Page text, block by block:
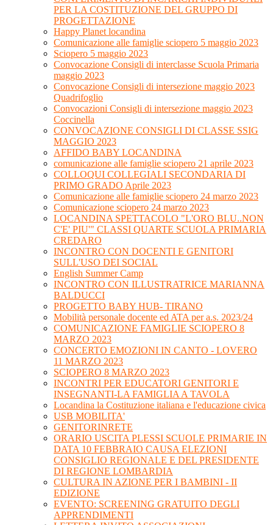
PER LA COSTITUZIONE DEL GRUPPO DI
PROGETTAZIONE
Happy Planet locandina
Comunicazione alle famiglie sciopero 5 maggio 2023
Sciopero 5 maggio 2023
Convocazione Consigli di interclasse Scuola Primaria
maggio 2023
Convocazione Consigli di intersezione maggio 2023
Quadrifoglio
Convocazioni Consigli di intersezione maggio 2023
Coccinella
CONVOCAZIONE CONSIGLI DI CLASSE SSIG
MAGGIO 2023
AFFIDO BABY LOCANDINA
comunicazione alle famiglie sciopero 21 aprile 2023
COLLOQUI COLLEGIALI SECONDARIA DI
PRIMO GRADO Aprile 2023
Comunicazione alle famiglie sciopero 24 marzo 2023
Comunicazione sciopero 24 marzo 2023
LOCANDINA SPETTACOLO "L'ORO BLU..NON
C'E' PIU'" CLASSI QUARTE SCUOLA PRIMARIA
CREDARO
INCONTRO CON DOCENTI E GENITORI
SULL'USO DEI SOCIAL
English Summer Camp
INCONTRO CON ILLUSTRATRICE MARIANNA
BALDUCCI
PROGETTO BABY HUB- TIRANO
Mobilità personale docente ed ATA per a.s. 2023/24
COMUNICAZIONE FAMIGLIE SCIOPERO 8
MARZO 2023
CONCERTO EMOZIONI IN CANTO - LOVERO
11 MARZO 2023
SCIOPERO 8 MARZO 2023
INCONTRI PER EDUCATORI GENITORI E
INSEGNANTI-LA FAMIGLIA A TAVOLA
Locandina la Costituzione italiana e l'educazione civica
USB MOBILITA'
GENITORINRETE
ORARIO USCITA PLESSI SCUOLE PRIMARIE IN
DATA 10 FEBBRAIO CAUSA ELEZIONI
CONSIGLIO REGIONALE E DEL PRESIDENTE
DI REGIONE LOMBARDIA
CULTURA IN AZIONE PER I BAMBINI - II
EDIZIONE
EVENTO: SCREENING GRATUITO DEGLI
APPRENDIMENTI